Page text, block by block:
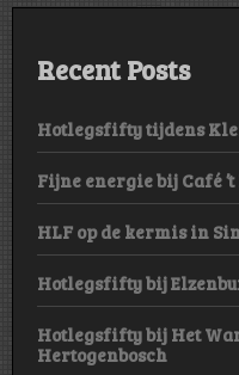
Recent Posts
Hotlegsfifty tijdens
Fijne energie bij Café
HLF op de kermis in
Hotlegsfifty bij
Hotlegsfifty bij Het
Hertogenbosch